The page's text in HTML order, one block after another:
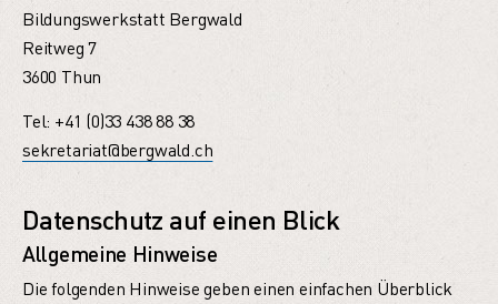
Bildungswerkstatt Bergwald
Reitweg 7
3600 Thun
Tel: +41 (0)33 438 88 38
sekretariat@bergwald.ch
Datenschutz auf einen Blick
Allgemeine Hinweise
Die folgenden Hinweise geben einen einfachen Überblick